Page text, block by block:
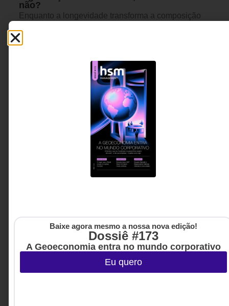
não?
Enquanto a longevidade transforma a composição
organizações continuam operando com modelos de
que já não existe. Este artigo discute o conceito que
desafia o jovem-centrismo corporativo e convida
líderes a repensarem o valor da experiência, da
diversidade geracional e da longevidade nas
Fran Winandy - CEO da
Consultora, Palestrante e
Professora nas áreas de
Diversidade Geracional,
Etarismo e Longevidade
3 MINUTOS MIN DE LEITURA
Baixe agora mesmo a nossa nova edição!
Dossiê #173
A Geoeconomia entra no mundo corporativo
Eu quero